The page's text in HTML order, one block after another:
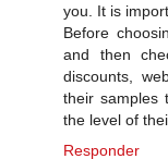
you. It is
Before
and then
discounts,
their samples
the level of
Responder